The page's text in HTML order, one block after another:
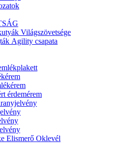
Világszövetsége
Agility csapata
érdemérem
Elismerő Oklevél